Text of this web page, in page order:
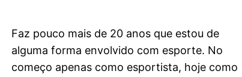
Faz pouco mais de 20 anos que estou de
alguma forma envolvido com esporte. No
começo apenas como esportista, hoje como